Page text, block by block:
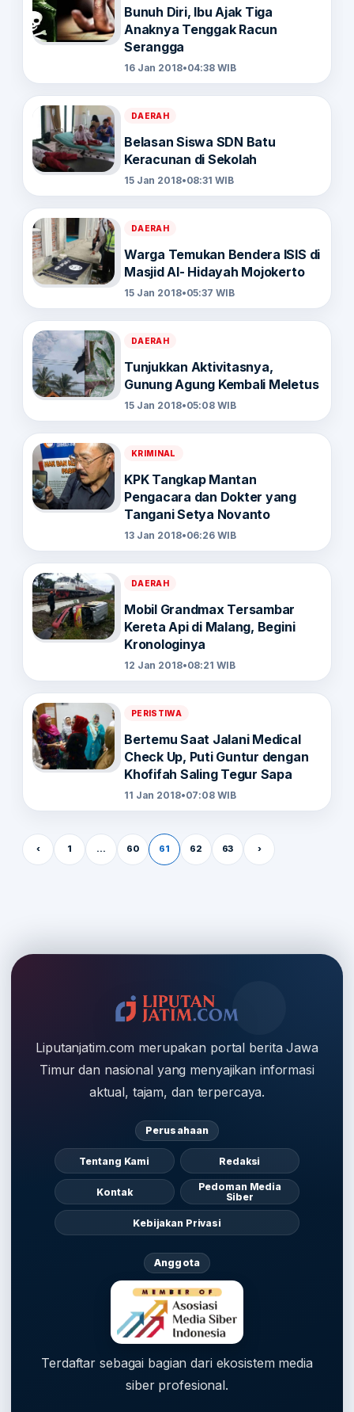
Bunuh Diri, Ibu Ajak Tiga
Anaknya Tenggak Racun
Serangga
16 Jan 2018•04:38 WIB
DAERAH
Belasan Siswa SDN Batu
Keracunan di Sekolah
15 Jan 2018•08:31 WIB
DAERAH
Warga Temukan Bendera ISIS di
Masjid Al- Hidayah Mojokerto
15 Jan 2018•05:37 WIB
DAERAH
Tunjukkan Aktivitasnya,
Gunung Agung Kembali Meletus
15 Jan 2018•05:08 WIB
KRIMINAL
KPK Tangkap Mantan
Pengacara dan Dokter yang
Tangani Setya Novanto
13 Jan 2018•06:26 WIB
DAERAH
Mobil Grandmax Tersambar
Kereta Api di Malang, Begini
Kronologinya
12 Jan 2018•08:21 WIB
PERISTIWA
Bertemu Saat Jalani Medical
Check Up, Puti Guntur dengan
Khofifah Saling Tegur Sapa
11 Jan 2018•07:08 WIB
Paginasi pos
‹ 1 … 60 61 62 63 ›
Liputanjatim.com merupakan portal berita Jawa
Timur dan nasional yang menyajikan informasi
aktual, tajam, dan terpercaya.
Perusahaan
Tentang Kami Redaksi
Kontak
Pedoman Media
Siber
Kebijakan Privasi
Anggota
Terdaftar sebagai bagian dari ekosistem media
siber profesional.